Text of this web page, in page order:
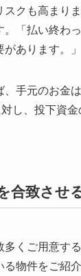
クも高まり
「払い終わ
あります。
手元のお金
し、投下資
合致させ
くご用意す
物件をご紹